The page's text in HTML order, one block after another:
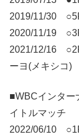
2019/11/30
2020/11/19
2021/12/16
ーヨ(メキシコ)
■WBCインター
イトルマッチ
2022/06/10